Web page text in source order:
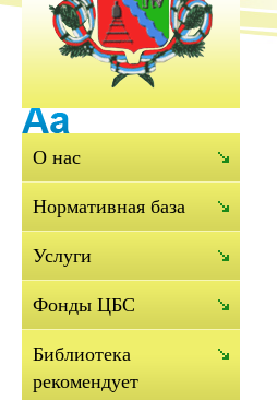
О нас
Нормативная база
Услуги
Фонды ЦБС
Библиотека
рекомендует